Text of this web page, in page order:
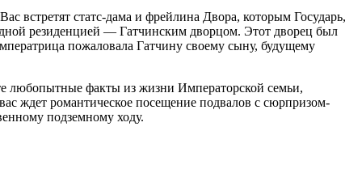
встретят статс-дама и фрейлина Двора, которым Государь,
резиденцией — Гатчинским дворцом. Этот дворец был
пожаловала Гатчину своему сыну, будущему
любопытные факты из жизни Императорской семьи,
ждет романтическое посещение подвалов с сюрпризом-
подземному ходу.